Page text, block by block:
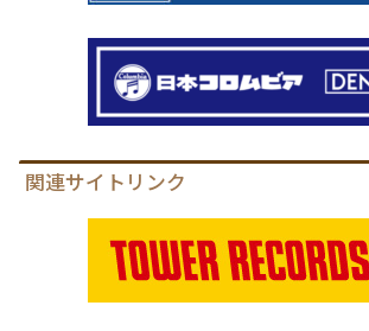
関連サイトリンク